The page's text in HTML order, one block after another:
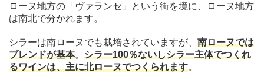
ローヌ地方の「ヴァランセ」という街を境に、ローヌ地方
は南北で分かれます。
シラーは南ローヌでも栽培されていますが、 南ローヌでは
ブレンドが基本。 シラー100％ないしシラー主体でつくれ
るワインは、主に北ローヌでつくられます。